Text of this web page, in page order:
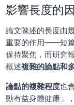
影響長度的
論文陳述的長度由
重要的作用——短
保持聚焦，而研究
概述複雜的論點和
論點的複雜程度也
動有益身體健康」